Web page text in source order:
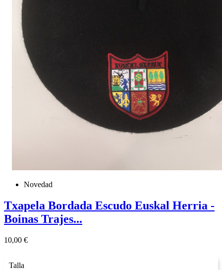
Novedad
Txapela Bordada Escudo Euskal Herria -
Boinas Trajes...
Precio
10,00 €
Talla